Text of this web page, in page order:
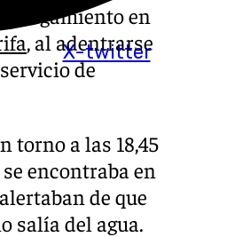
X-twitter
ahogamiento en
, al adentrarse
de
torno a las 18,45
encontraba en
de que
salía del agua.